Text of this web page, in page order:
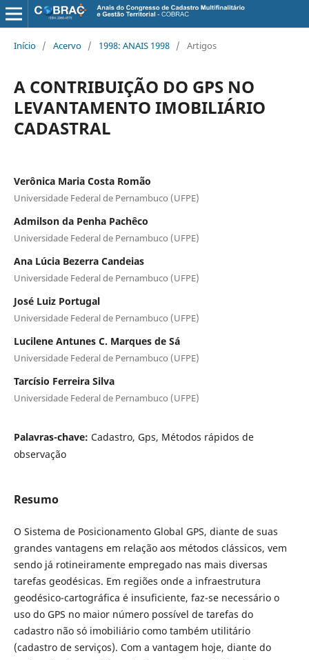
Início / Acervo / 1998: ANAIS 1998 / Artigos
A CONTRIBUIÇÃO DO GPS NO
LEVANTAMENTO IMOBILIÁRIO
CADASTRAL
Verônica Maria Costa Romão
Universidade Federal de Pernambuco (UFPE)
Admilson da Penha Pachêco
Universidade Federal de Pernambuco (UFPE)
Ana Lúcia Bezerra Candeias
Universidade Federal de Pernambuco (UFPE)
José Luiz Portugal
Universidade Federal de Pernambuco (UFPE)
Lucilene Antunes C. Marques de Sá
Universidade Federal de Pernambuco (UFPE)
Tarcísio Ferreira Silva
Universidade Federal de Pernambuco (UFPE)
Palavras-chave: Cadastro, Gps, Métodos rápidos de
observação
Resumo
O Sistema de Posicionamento Global GPS, diante de suas
grandes vantagens em relação aos métodos clássicos, vem
sendo já rotineiramente empregado nas mais diversas
tarefas geodésicas. Em regiões onde a infraestrutura
geodésico-cartográfica é insuficiente, faz-se necessário o
uso do GPS no maior número possível de tarefas do
cadastro não só imobiliário como também utilitário
(cadastro de serviços). Com a vantagem hoje, diante do